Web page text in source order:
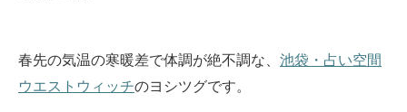
春先の気温の寒暖差で体調が絶不調な、 池袋・占い空間
ウエストウィッチのヨシツグです。